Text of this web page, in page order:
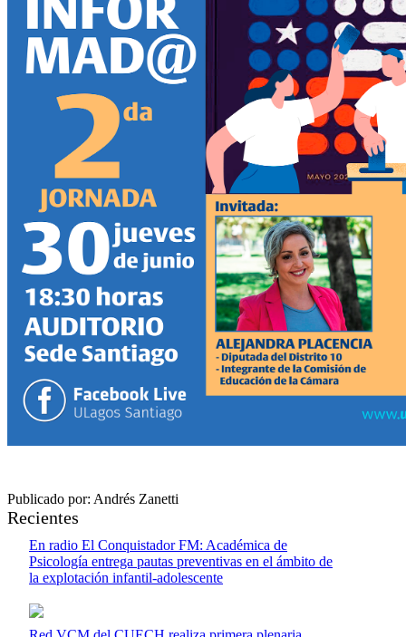
Publicado por: Andrés Zanetti
Recientes
En radio El Conquistador FM: Académica de
Psicología entrega pautas preventivas en el ámbito de
la explotación infantil-adolescente